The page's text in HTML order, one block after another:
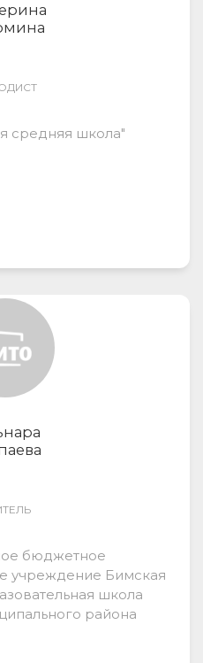
средняя школа"
бюджетное
учреждение Бимская
школа
района